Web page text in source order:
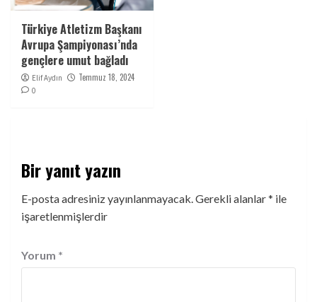
Türkiye Atletizm Başkanı
Avrupa Şampiyonası’nda
gençlere umut bağladı
Elif Aydın Temmuz 18, 2024
0
Bir yanıt yazın
E-posta adresiniz yayınlanmayacak. Gerekli alanlar* ile
işaretlenmişlerdir
Yorum *